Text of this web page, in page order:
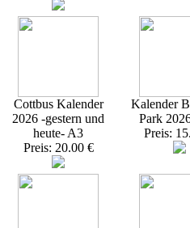
Cottbus Kalender
2026 -gestern und
heute- A3
Preis: 20.00 €
Kalender
Park
Preis: